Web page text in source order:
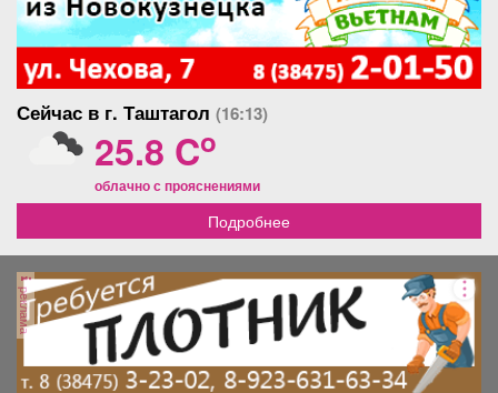
Сейчас в г. Таштагол (16:13)
25.8 Co
облачно с прояснениями
Подробнее
реклама